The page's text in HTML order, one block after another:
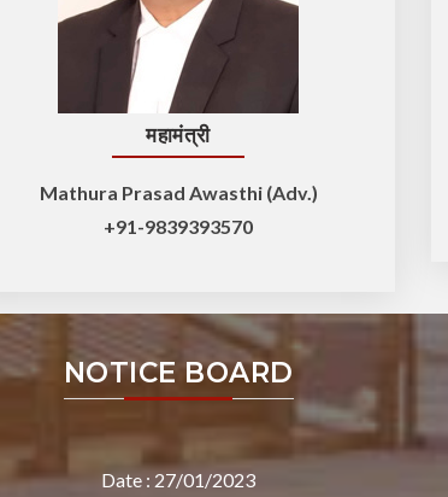
महामंत्री
Mathura Prasad Awasthi (Adv.)
+91-9839393570
NOTICE BOARD
Date : 23/01/2023